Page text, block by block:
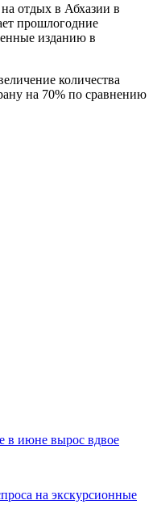
на отдых в Абхазии в
прошлогодние
изданию в
количества
на 70% по сравнению
в июне вырос вдвое
на экскурсионные